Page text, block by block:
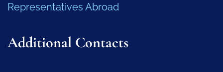
Representatives Abroad
Additional Contacts